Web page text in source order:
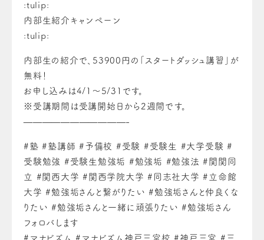
:tulip:
内部生紹介キャンペーン
:tulip:
内部生の紹介で、53900円の「スタートダッシュ講習」が
無料！
お申し込みは4/1～5/31です。
※受講期間は受講開始日から2週間です。
———————————-
#塾 #塾講師 #予備校 #受験 #受験生 #大学受験 #
受験勉強 #受験生勉強垢 #勉強垢 #勉強法 #関関同
立 #関西大学 #関西学院大学 #同志社大学 #立命館
大学 #勉強垢さんと繋がりたい #勉強垢さんと仲良くな
りたい #勉強垢さんと一緒に頑張りたい #勉強垢さん
フォロバします
#マナビズム #マナビズム神戸三宮校 #神戸三宮 #三